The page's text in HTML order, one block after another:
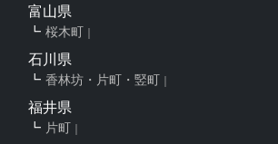
富山県
桜木町
石川県
香林坊・片町・竪町
福井県
片町